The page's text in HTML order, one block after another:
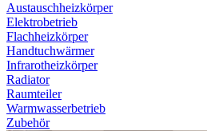
Austauschheizkörper
Elektrobetrieb
Flachheizkörper
Handtuchwärmer
Infrarotheizkörper
Radiator
Raumteiler
Warmwasserbetrieb
Zubehör